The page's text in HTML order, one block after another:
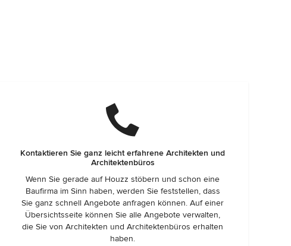
Kontaktieren Sie ganz leicht erfahrene Architekten und
Architektenbüros
Wenn Sie gerade auf Houzz stöbern und schon eine
Baufirma im Sinn haben, werden Sie feststellen, dass
Sie ganz schnell Angebote anfragen können. Auf einer
Übersichtsseite können Sie alle Angebote verwalten,
die Sie von Architekten und Architektenbüros erhalten
haben.